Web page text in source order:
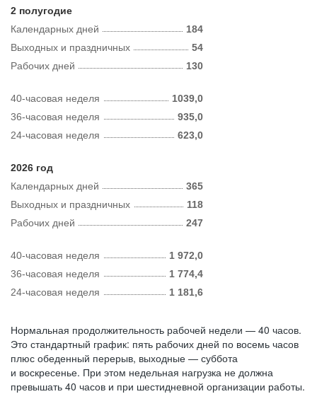
2 полугодие
Календарных дней
184
Рабочих дней 130
Выходных и праздничных 54
40-часовая неделя
1039,0
36-часовая неделя
935,0
24-часовая неделя
623,0
2026 год
Календарных дней
365
Рабочих дней 247
Выходных и праздничных 118
40-часовая неделя
1 972,0
36-часовая неделя
1 774,4
24-часовая неделя
1 181,6
Нормальная продолжительность рабочей недели — 40 часов.
Это стандартный график: пять рабочих дней по восемь часов
плюс обеденный перерыв, выходные — суббота
и воскресенье. При этом недельная нагрузка не должна
превышать 40 часов и при шестидневной организации работы.